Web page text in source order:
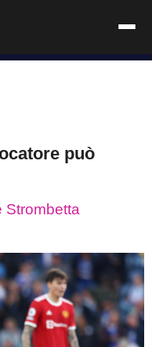
può
Strombetta